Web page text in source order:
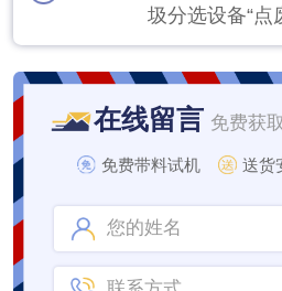
圾分选设备“点
在线留言 免费获
免费带料试机 送货